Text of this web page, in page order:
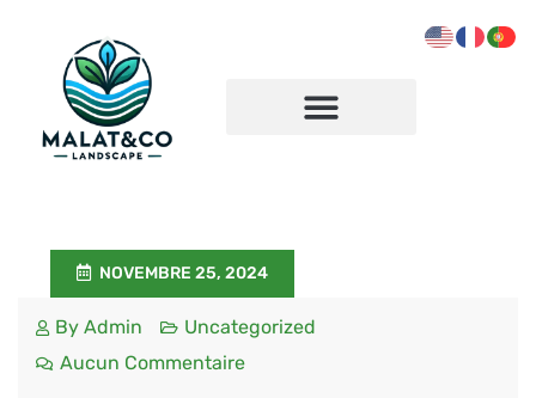
NOVEMBRE 25, 2024
By Admin
Uncategorized
Aucun Commentaire